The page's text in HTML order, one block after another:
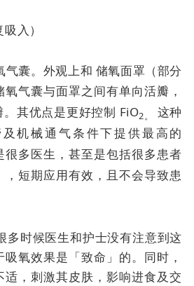
入）
气囊。外观上和 储氧面罩（部分
氧气囊与面罩之间有单向活瓣，
其优点是更好控制 FiO2。
这种
机械通气条件下提供最高的
很多医生，甚至是包括很多患者
，短期应用有效，且不会导致患
多时候医生和护士没有注意到这
氧效果是「致命」的。同时，
，刺激其皮肤，影响进食及交